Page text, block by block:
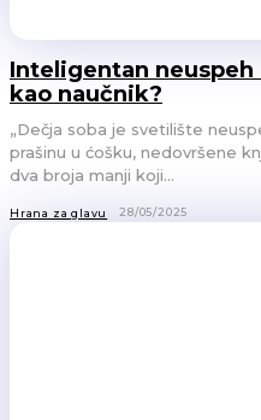
Inteligentan
kao naučnik?
„Dečja soba je svetilište
prašinu u ćošku, nedovršene
dva broja manji koji...
Hrana za glavu 28/05/2025